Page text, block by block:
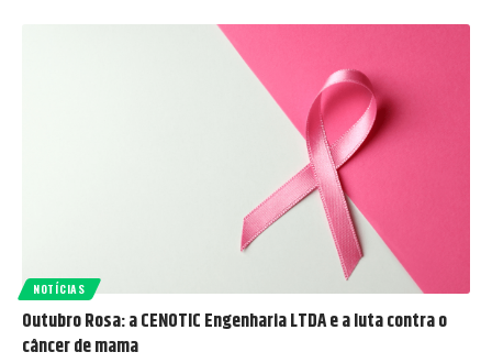
NOTÍCIAS
Outubro Rosa: a CENOTIC Engenharia LTDA e a luta contra o
câncer de mama